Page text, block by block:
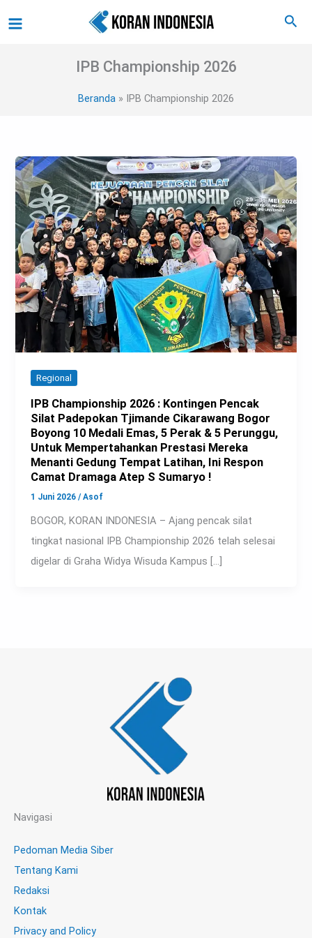
ke
Cari
IPB Championship 2026
Beranda IPB Championship 2026
Regional
IPB Championship 2026 : Kontingen Pencak
Silat Padepokan Tjimande Cikarawang Bogor
Boyong 10 Medali Emas, 5 Perak & 5 Perunggu,
Untuk Mempertahankan Prestasi Mereka
Menanti Gedung Tempat Latihan, Ini Respon
Camat Dramaga Atep S Sumaryo !
1 Juni 2026/Asof
BOGOR, KORAN INDONESIA – Ajang pencak silat
tingkat nasional IPB Championship 2026 telah selesai
digelar di Graha Widya Wisuda Kampus […]
Navigasi
Pedoman Media Siber
Tentang Kami
Redaksi
Kontak
Privacy and Policy